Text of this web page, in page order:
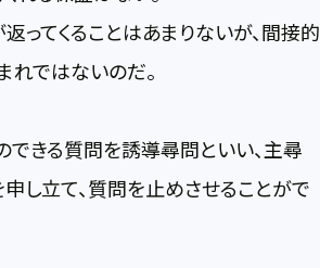
ってくることはあまりないが、間接的
れではないのだ。
きる質問を誘導尋問といい、主尋
し立て、質問を止めさせることがで